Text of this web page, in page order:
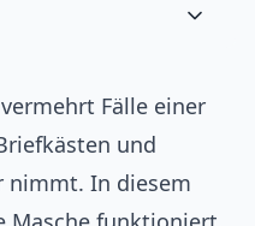
Fälle einer
und
nimmt. In diesem